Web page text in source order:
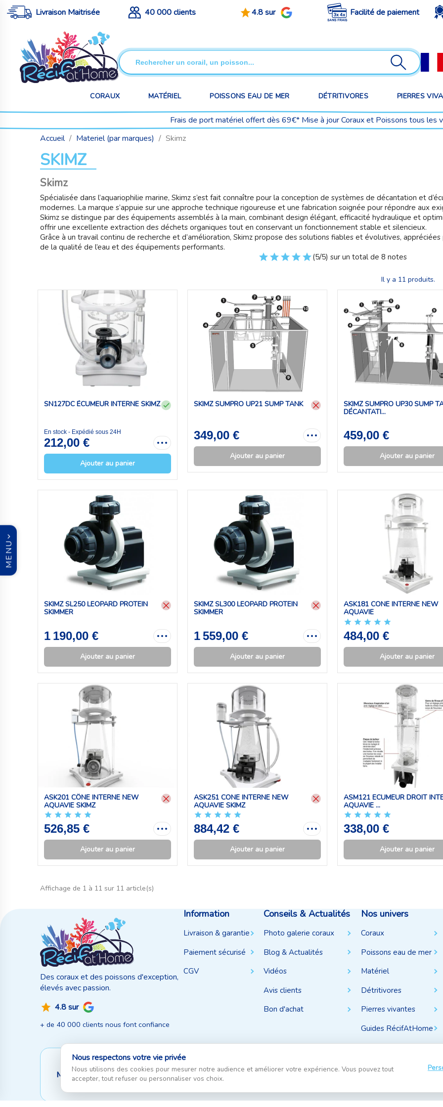
Livraison Maitrisée 40 000 clients 4.8 sur Facilité de paiement
CORAUX MATÉRIEL POISSONS EAU DE MER DÉTRITIVORES PIERRES
Frais de port matériel offert dès 69€* Mise à jour Coraux et Poissons tous les
Accueil
Materiel (par marques) Skimz
SKIMZ
Skimz
Spécialisée dans l’aquariophilie marine, Skimzs’est fait connaître pour la conception de systèmes de décantation et
modernes. La marque s’appuie sur une approche technique rigoureuse et une fabrication soignée pour répondre aux
Skimz se distingue par des équipements assemblés à la main, combinant design élégant, efficacité hydraulique et
offrir une excellente extraction des déchets organiques tout en conservant un fonctionnement stable et silencieux.
Grâce à un travail continu de recherche et d’amélioration, Skimz propose des solutions fiables et évolutives,
de la qualité de l’eau et des équipements performants.
(5/5) sur un total de 8 notes
Il y a 11 produits.
SN127DC ÉCUMEUR INTERNE SKIMZ
En stock - Expédié sous 24H
212,00 €
Ajouter au panier
SKIMZ SUMPRO UP21 SUMP TANK
349,00 €
Ajouter au panier
SKIMZ SUMPRO UP30 SUMP
DÉCANTATI...
459,00 €
Ajouter au panier
SKIMZ SL250 LEOPARD PROTEIN
SKIMMER
1 190,00 €
Ajouter au panier
SKIMZ SL300 LEOPARD PROTEIN
SKIMMER
1 559,00 €
Ajouter au panier
ASK181 CONE INTERNE NEW
AQUAVIE
484,00 €
Ajouter au panier
ASK201 CÔNE INTERNE NEW
AQUAVIE SKIMZ
526,85 €
Ajouter au panier
ASK251 CONE INTERNE NEW
AQUAVIE SKIMZ
884,42 €
Ajouter au panier
ASM121 ECUMEUR DROIT
AQUAVIE ...
338,00 €
Ajouter au panier
Affichage de 1 à 11 sur 11 article(s)
Des coraux et des poissons d'exception,
élevés avec passion.
4.8 sur
+ de 40 000 clients nous font confiance
Information
Livraison & garantie
Paiement sécurisé
CGV
Conseils & Actualités
Photo galerie coraux
Blog & Actualités
Vidéos
Avis clients
Bon d'achat
Nos univers
Coraux
Poissons eau de mer
Matériel
Détritivores
Pierres vivantes
Guides RécifAtHome
Moyen de paiement
MENU
Nous respectons votre vie privée
Nous utilisons des cookies pour mesurer notre audience et améliorer votre expérience. Vous pouvez tout
accepter, tout refuser ou personnaliser vos choix.